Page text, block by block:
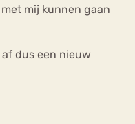
mij kunnen gaan
dus een nieuw